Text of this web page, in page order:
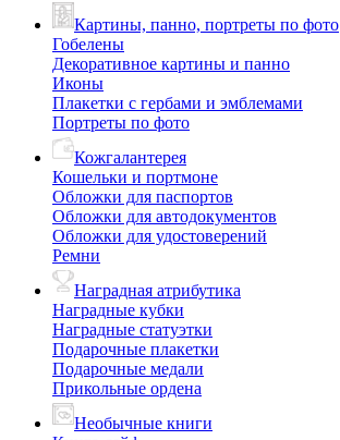
Картины, панно, портреты по фото
Гобелены
Декоративное картины и панно
Иконы
Плакетки с гербами и эмблемами
Портреты по фото
Кожгалантерея
Кошельки и портмоне
Обложки для паспортов
Обложки для автодокументов
Обложки для удостоверений
Ремни
Наградная атрибутика
Наградные кубки
Наградные статуэтки
Подарочные плакетки
Подарочные медали
Прикольные ордена
Необычные книги